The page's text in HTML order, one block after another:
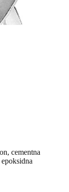
cementna